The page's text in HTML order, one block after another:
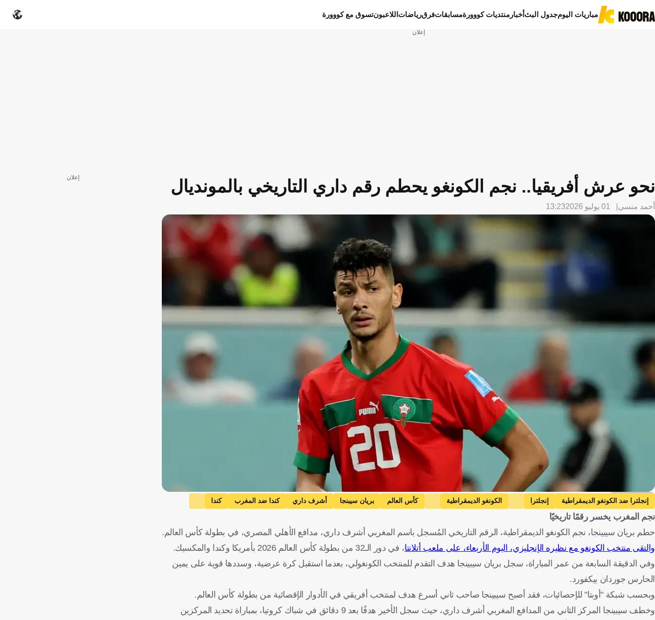
مباريات اليومجدول البثأخبار منتديات كووورةمسابقاتفرقرياضات اللاعبونتسوق مع كووورة
إعلان
نحو عرش أفريقيا.. نجم الكونغو يحطم رقم داري التاريخي بالمونديال
أحمد منسي 01 يوليو 2026 13:23
Getty Images
إنجلترا ضد الكونغو الديمقراطية إنجلترا الكونغو الديمقراطية كأس العالم بريان سيبنجا أشرف داري كندا ضد المغرب
كندا
المغرب
الأهلي إنجلترانجم المغرب يخسر رقمًا تاريخيًا
حطم بريان سيبينجا، نجم الكونغو الديمقراطية، الرقم التاريخي المُسجل باسم المغربي أشرف داري، مدافع الأهلي المصري، في بطولة كأس العالم.
والتقى منتخب الكونغو مع نظيره الإنجليزي، اليوم الأربعاء، على ملعب أتلانتا، في دور الـ32 من بطولة كأس العالم 2026 بأمريكا وكندا والمكسيك.
وفي الدقيقة السابعة من عمر المباراة، سجل بريان سيبينجا هدف التقدم للمنتخب الكونغولي، بعدما استقبل كرة عرضية، وسددها قوية على يمين
الحارس جوردان بيكفورد.
وبحسب شبكة "أوبتا" للإحصائيات، فقد أصبح سيبينجا صاحب ثاني أسرع هدف لمنتخب أفريقي في الأدوار الإقصائية من بطولة كأس العالم.
وخطف سيبينجا المركز الثاني من المدافع المغربي أشرف داري، حيث سجل الأخير هدفًا بعد 9 دقائق في شباك كروتيا، بمباراة تحديد المركزين
إعلان